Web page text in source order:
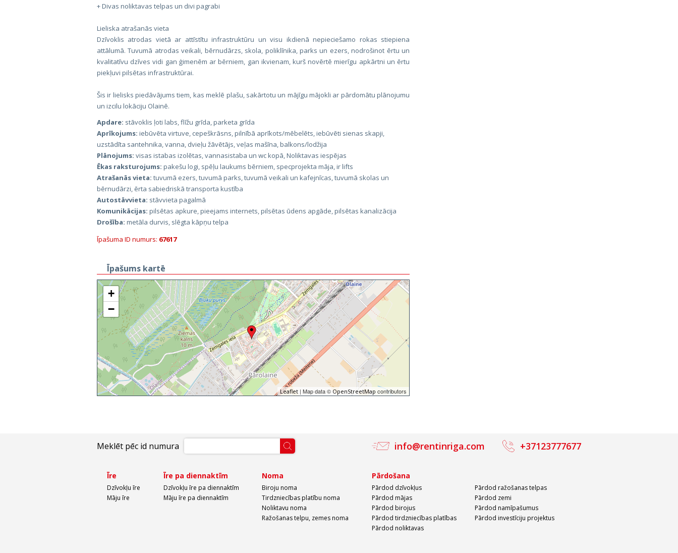
+ Divas noliktavas telpas un divi pagrabi
Lieliska atrašanās vieta
Dzīvoklis atrodas vietā ar attīstītu infrastruktūru un visu ikdienā nepieciešamo rokas stiepiena
attālumā. Tuvumā atrodas veikali, bērnudārzs, skola, poliklīnika, parks un ezers, nodrošinot ērtu un
kvalitatīvu dzīves vidi gan ģimenēm ar bērniem, gan ikvienam, kurš novērtē mierīgu apkārtni un ērtu
piekļuvi pilsētas infrastruktūrai.
Šis ir lielisks piedāvājums tiem, kas meklē plašu, sakārtotu un mājīgu mājokli ar pārdomātu plānojumu
un izcilu lokāciju Olainē.
Apdare: stāvoklis ļoti labs, flīžu grīda, parketa grīda
Aprīkojums: iebūvēta virtuve, cepeškrāsns, pilnībā aprīkots/mēbelēts, iebūvēti sienas skapji,
uzstādīta santehnika, vanna, dvieļu žāvētājs, veļas mašīna, balkons/lodžija
Plānojums: visas istabas izolētas, vannasistaba un wc kopā, Noliktavas iespējas
Ēkas raksturojums: pakešu logi, spēļu laukums bērniem, specprojekta māja, ir lifts
Atrašanās vieta: tuvumā ezers, tuvumā parks, tuvumā veikali un kafejnīcas, tuvumā skolas un
bērnudārzi, ērta sabiedriskā transporta kustība
Autostāvvieta: stāvvieta pagalmā
Komunikācijas: pilsētas apkure, pieejams internets, pilsētas ūdens apgāde, pilsētas kanalizācija
Drošība: metāla durvis, slēgta kāpņu telpa
Īpašuma ID numurs: 67617
Īpašums kartē
+
−
Leaflet | Map data © OpenStreetMap contributors
Meklēt pēc id numura info@rentinriga.com +37123777677
Īre
Dzīvokļu īre
Māju īre
Īre pa diennaktīm
Dzīvokļu īre pa diennaktīm
Māju īre pa diennaktīm
Noma
Biroju noma
Tirdzniecības platību noma
Noliktavu noma
Ražošanas telpu, zemes noma
Pārdošana
Pārdod dzīvokļus
Pārdod mājas
Pārdod birojus
Pārdod tirdzniecības platības
Pārdod noliktavas
Pārdod ražošanas telpas
Pārdod zemi
Pārdod namīpašumus
Pārdod investīciju projektus